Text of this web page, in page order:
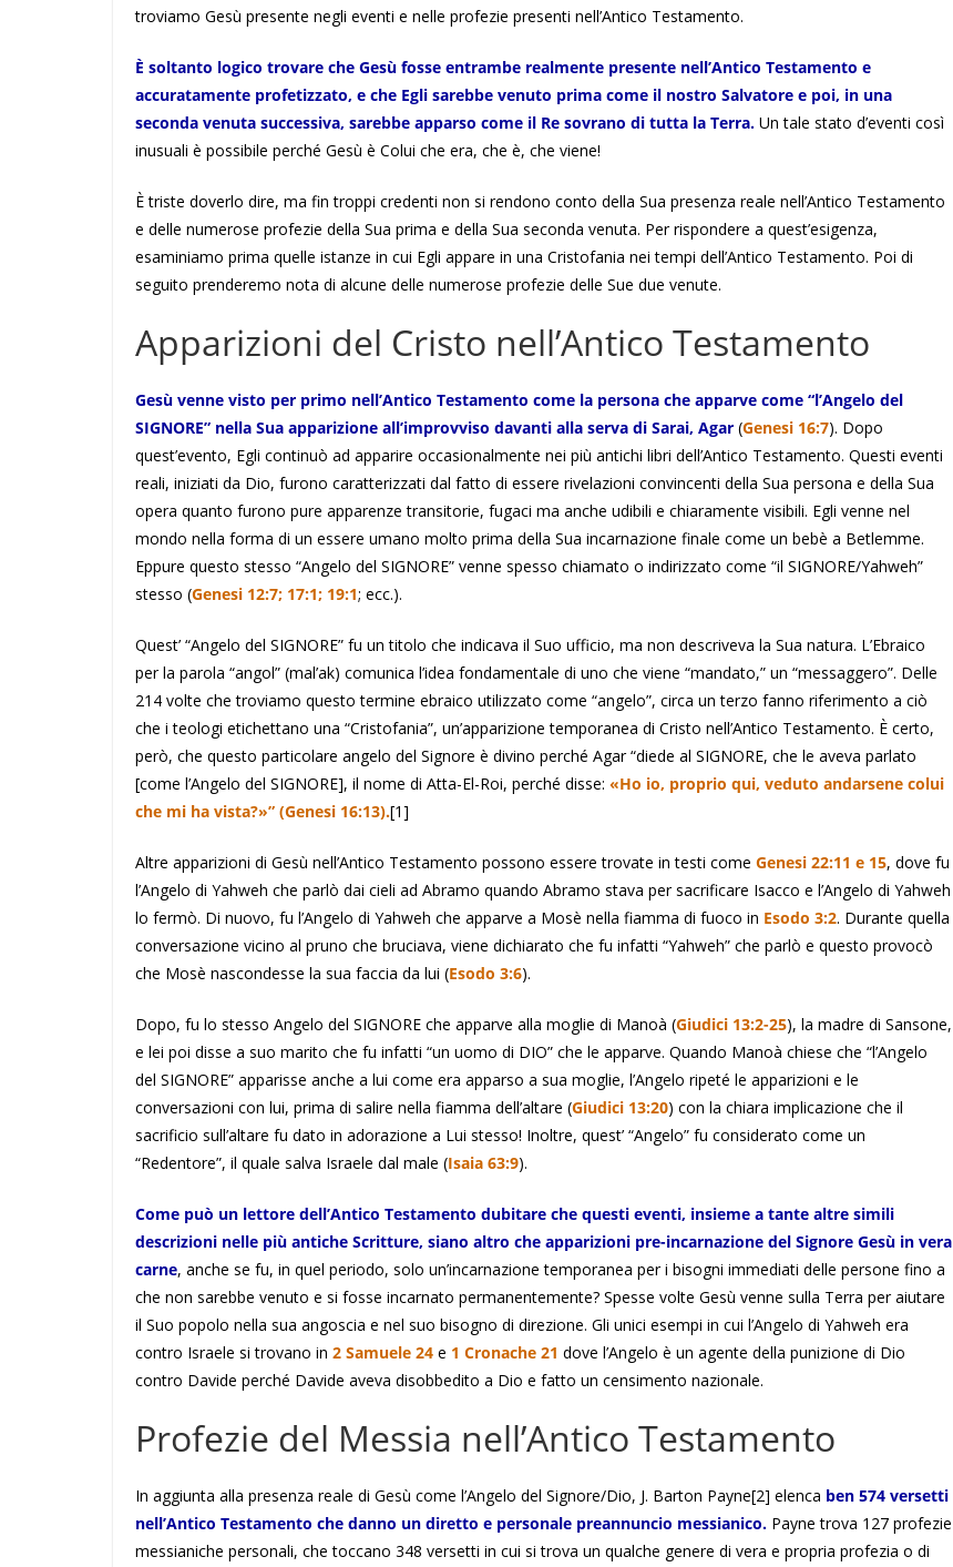
troviamo Gesù presente negli eventi e nelle profezie presenti nell’Antico Testamento.
È soltanto logico trovare che Gesù fosse entrambe realmente presente nell’Antico Testamento e
accuratamente profetizzato, e che Egli sarebbe venuto prima come il nostro Salvatore e poi, in una
seconda venuta successiva, sarebbe apparso come il Re sovrano di tutta la Terra. Un tale stato d’eventi così
inusuali è possibile perché Gesù è Colui che era, che è, che viene!
È triste doverlo dire, ma fin troppi credenti non si rendono conto della Sua presenza reale nell’Antico Testamento
e delle numerose profezie della Sua prima e della Sua seconda venuta. Per rispondere a quest’esigenza,
esaminiamo prima quelle istanze in cui Egli appare in una Cristofania nei tempi dell’Antico Testamento. Poi di
seguito prenderemo nota di alcune delle numerose profezie delle Sue due venute.
Apparizioni del Cristo nell’Antico Testamento
Gesù venne visto per primo nell’Antico Testamento come la persona che apparve come “l’Angelo del
SIGNORE” nella Sua apparizione all’improvviso davanti alla serva di Sarai, Agar (Genesi 16:7). Dopo
quest’evento, Egli continuò ad apparire occasionalmente nei più antichi libri dell’Antico Testamento. Questi eventi
reali, iniziati da Dio, furono caratterizzati dal fatto di essere rivelazioni convincenti della Sua persona e della Sua
opera quanto furono pure apparenze transitorie, fugaci ma anche udibili e chiaramente visibili. Egli venne nel
mondo nella forma di un essere umano molto prima della Sua incarnazione finale come un bebè a Betlemme.
Eppure questo stesso “Angelo del SIGNORE” venne spesso chiamato o indirizzato come “il SIGNORE/Yahweh”
stesso (Genesi 12:7; 17:1; 19:1; ecc.).
Quest’ “Angelo del SIGNORE” fu un titolo che indicava il Suo ufficio, ma non descriveva la Sua natura. L’Ebraico
per la parola “angol” (mal’ak) comunica l’idea fondamentale di uno che viene “mandato,” un “messaggero”. Delle
214 volte che troviamo questo termine ebraico utilizzato come “angelo”, circa un terzo fanno riferimento a ciò
che i teologi etichettano una “Cristofania”, un’apparizione temporanea di Cristo nell’Antico Testamento. È certo,
però, che questo particolare angelo del Signore è divino perché Agar “diede al SIGNORE, che le aveva parlato
[come l’Angelo del SIGNORE], il nome di Atta-El-Roi, perché disse: «Ho io, proprio qui, veduto andarsene colui
che mi ha vista?»” (Genesi 16:13).[1]
Altre apparizioni di Gesù nell’Antico Testamento possono essere trovate in testi come Genesi 22:11 e 15, dove fu
l’Angelo di Yahweh che parlò dai cieli ad Abramo quando Abramo stava per sacrificare Isacco e l’Angelo di Yahweh
lo fermò. Di nuovo, fu l’Angelo di Yahweh che apparve a Mosè nella fiamma di fuoco in Esodo 3:2. Durante quella
conversazione vicino al pruno che bruciava, viene dichiarato che fu infatti “Yahweh” che parlò e questo provocò
che Mosè nascondesse la sua faccia da lui (Esodo 3:6).
Dopo, fu lo stesso Angelo del SIGNORE che apparve alla moglie di Manoà (Giudici 13:2-25), la madre di Sansone,
e lei poi disse a suo marito che fu infatti “un uomo di DIO” che le apparve. Quando Manoà chiese che “l’Angelo
del SIGNORE” apparisse anche a lui come era apparso a sua moglie, l’Angelo ripeté le apparizioni e le
conversazioni con lui, prima di salire nella fiamma dell’altare (Giudici 13:20) con la chiara implicazione che il
sacrificio sull’altare fu dato in adorazione a Lui stesso! Inoltre, quest’ “Angelo” fu considerato come un
“Redentore”, il quale salva Israele dal male (Isaia 63:9).
Come può un lettore dell’Antico Testamento dubitare che questi eventi, insieme a tante altre simili
descrizioni nelle più antiche Scritture, siano altro che apparizioni pre-incarnazione del Signore Gesù in vera
carne, anche se fu, in quel periodo, solo un’incarnazione temporanea per i bisogni immediati delle persone fino a
che non sarebbe venuto e si fosse incarnato permanentemente? Spesse volte Gesù venne sulla Terra per aiutare
il Suo popolo nella sua angoscia e nel suo bisogno di direzione. Gli unici esempi in cui l’Angelo di Yahweh era
contro Israele si trovano in 2 Samuele 24 e 1 Cronache 21 dove l’Angelo è un agente della punizione di Dio
contro Davide perché Davide aveva disobbedito a Dio e fatto un censimento nazionale.
Profezie del Messia nell’Antico Testamento
In aggiunta alla presenza reale di Gesù come l’Angelo del Signore/Dio, J. Barton Payne[2] elenca ben 574 versetti
nell’Antico Testamento che danno un diretto e personale preannuncio messianico. Payne trova 127 profezie
messianiche personali, che toccano 348 versetti in cui si trova un qualche genere di vera e propria profezia o di